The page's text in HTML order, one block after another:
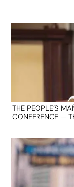
THE PEOPLE’S
CONFERENCE —